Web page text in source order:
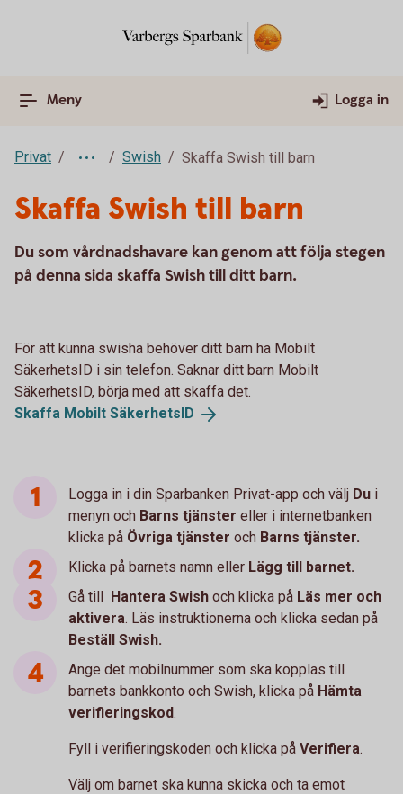
Meny Logga in
Privat Swish Skaffa Swish till barn
Skaffa Swish till barn
Du som vårdnadshavare kan genom att följa stegen
på denna sida skaffa Swish till ditt barn.
För att kunna swisha behöver ditt barn ha Mobilt
SäkerhetsID i sin telefon. Saknar ditt barn Mobilt
SäkerhetsID, börja med att skaffa det.
Skaffa Mobilt SäkerhetsID
Logga in i din Sparbanken Privat-app och välj Du i
menyn och Barns tjänster eller i internetbanken
klicka på Övriga tjänster och Barns tjänster.
Klicka på barnets namn eller Lägg till barnet.
Gå till Hantera Swish och klicka på Läs mer och
aktivera. Läs instruktionerna och klicka sedan på
Beställ Swish.
Ange det mobilnummer som ska kopplas till
barnets bankkonto och Swish, klicka på Hämta
verifieringskod.
Fyll i verifieringskoden och klicka på Verifiera.
Välj om barnet ska kunna skicka och ta emot